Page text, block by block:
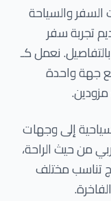
والسياحة
تجربة سفر
نعمل كـ
جهة واحدة
إلى وجهات
من حيث الراحة،
تناسب مختلف